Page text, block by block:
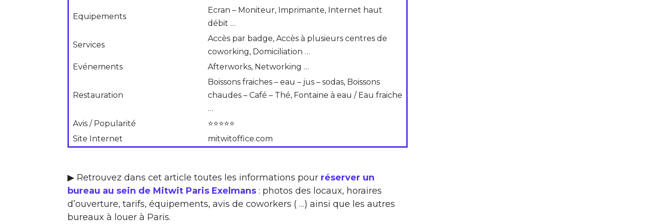
Equipements
Ecran – Moniteur, Imprimante, Internet haut
débit …
Services
Accès par badge, Accès à plusieurs centres de
coworking, Domiciliation …
Evénements
Afterworks, Networking …
Restauration
Boissons fraiches – eau – jus – sodas, Boissons
chaudes – Café – Thé, Fontaine à eau / Eau fraiche
…
Avis / Popularité
⭐⭐⭐⭐⭐
Site Internet
mitwitoffice.com
▶ Retrouvez dans cet article toutes les informations pour réserver un
bureau au sein de Mitwit Paris Exelmans : photos des locaux, horaires
d’ouverture, tarifs, équipements, avis de coworkers ( …) ainsi que les autres
bureaux à louer à Paris.